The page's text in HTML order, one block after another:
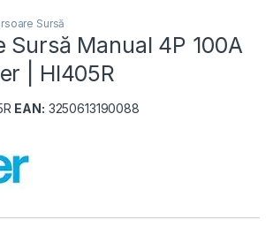
Sursă
Sursă Manual 4P 100A
| HI405R
EAN: 3250613190088